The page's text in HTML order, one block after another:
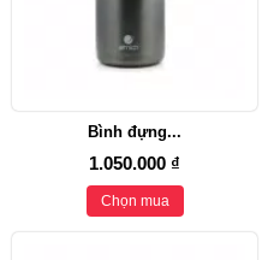
Bình đựng...
1.050.000 ₫
Chọn mua